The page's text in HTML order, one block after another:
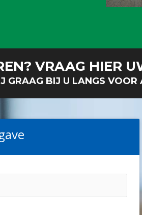
? VRAAG HIER
GRAAG BIJ U LANGS